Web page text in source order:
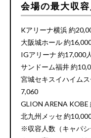
会場の最大収
Kアリーナ横浜 約
大阪城ホール 約
IGアリーナ 約17,000
サンドーム福井 約
宮城セキスイハイム
7,060
GLION ARENA
北九州メッセ 約
※収容人数（キャパ